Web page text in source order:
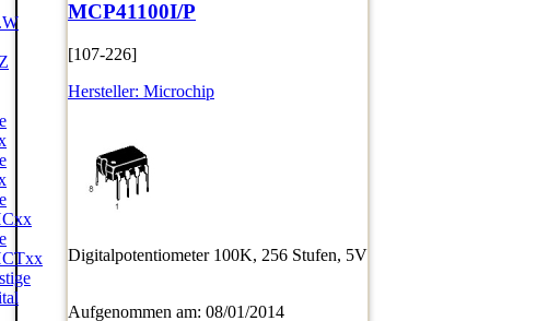
MCP41100I/P
[107-226]
Hersteller: Microchip
Digitalpotentiometer 100K, 256 Stufen, 5V
Aufgenommen am: 08/01/2014